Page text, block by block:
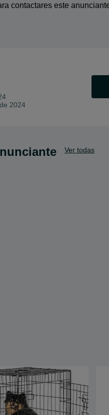
contactares este
2024
Ver todas